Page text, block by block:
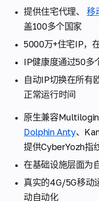
提供住宅代理、移
盖100多个国家
5000万+住宅IP，
IP健康度通过50多
自动IP切换在所有
正常运行时间
原生兼容
Dolphin Anty、
提供CyberYozh指
在基础设施层面为
真实的4G/5G移动
动自动化